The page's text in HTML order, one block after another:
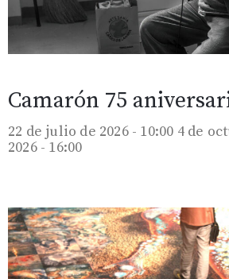
Camarón 75
22 de julio de 2026 - 10:00 4 de
2026 - 16:00